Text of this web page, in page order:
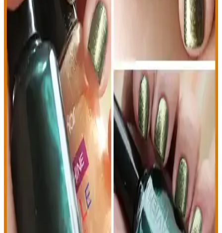
Bu karşılaştırmada, Flormar parlak oje ile New Well mat oje
özellikleri ve kullanıcı yorumları detaylı incelenerek, ihtiyaçlara en
uygun seçeneği belirlemenize yardımcı oluyor.
Base Coat’in Önemi ve Doğru Kullanımıyla Estetik
Sonuçlar Elde Edin
Makyaj ve tırnak bakımında temel ürün olan base coat’in önemi,
kullanım alanları, teknikleri ve seçim kriterleri detaylı şekilde
anlatılıyor. Doğru ürün ve uygulama ile estetik ve sağlıklı sonuçlar
elde edin.
Pastel Oje 51 Kahverengi Tonlarda Parlak ve
Dayanıklı Oje Seçenekleri
Pastel Oje 51, yüksek kalite, parlaklık ve kolay sürüm özellikleriyle
öne çıkan kahverengi tonlarındaki şık ve dayanıklı ojedir, günlük ve
özel kullanım için idealdir.
Türkiye’de Oje ve Manikür Rehberi Güncel
Trendler ve Uygulama İpuçları
Türkiye’de oje ve manikür uygulamalarında trendler, kalıcı oje
teknikleri ve evde kolay uygulama ipuçlarıyla tırnak bakımınızı